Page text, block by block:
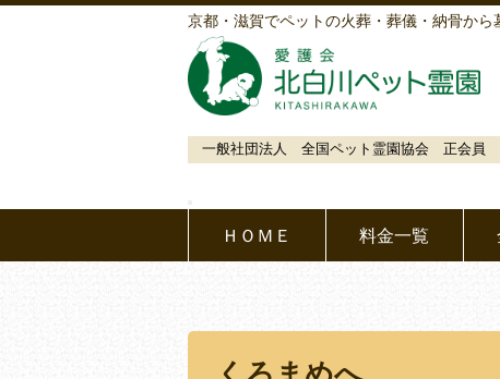
京都・滋賀でペットの火葬・葬儀・納骨か
一般社団法人 全国ペット霊園協会 正会員
ＨＯＭＥ 料金一覧